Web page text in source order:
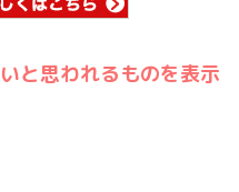
と思われるものを表示